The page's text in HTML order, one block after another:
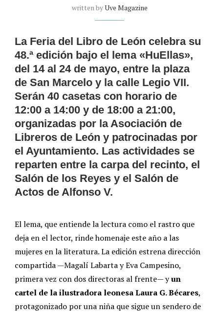
written byUve Magazine
La Feria del Libro de León celebra su
48.ª edición bajo el lema «HuEllas»,
del 14 al 24 de mayo, entre la plaza
de San Marcelo y la calle Legio VII.
Serán 40 casetas con horario de
12:00 a 14:00 y de 18:00 a 21:00,
organizadas por la Asociación de
Libreros de León y patrocinadas por
el Ayuntamiento. Las actividades se
reparten entre la carpa del recinto, el
Salón de los Reyes y el Salón de
Actos de Alfonso V.
El lema, que entiende la lectura como el rastro que
deja en el lector, rinde homenaje este año a las
mujeres en la literatura. La edición estrena dirección
compartida —Magalí Labarta y Eva Campesino,
primera vez con dos directoras al frente— yun
cartel de la ilustradora leonesa Laura G. Bécares,
protagonizado por una niña que sigue un sendero de